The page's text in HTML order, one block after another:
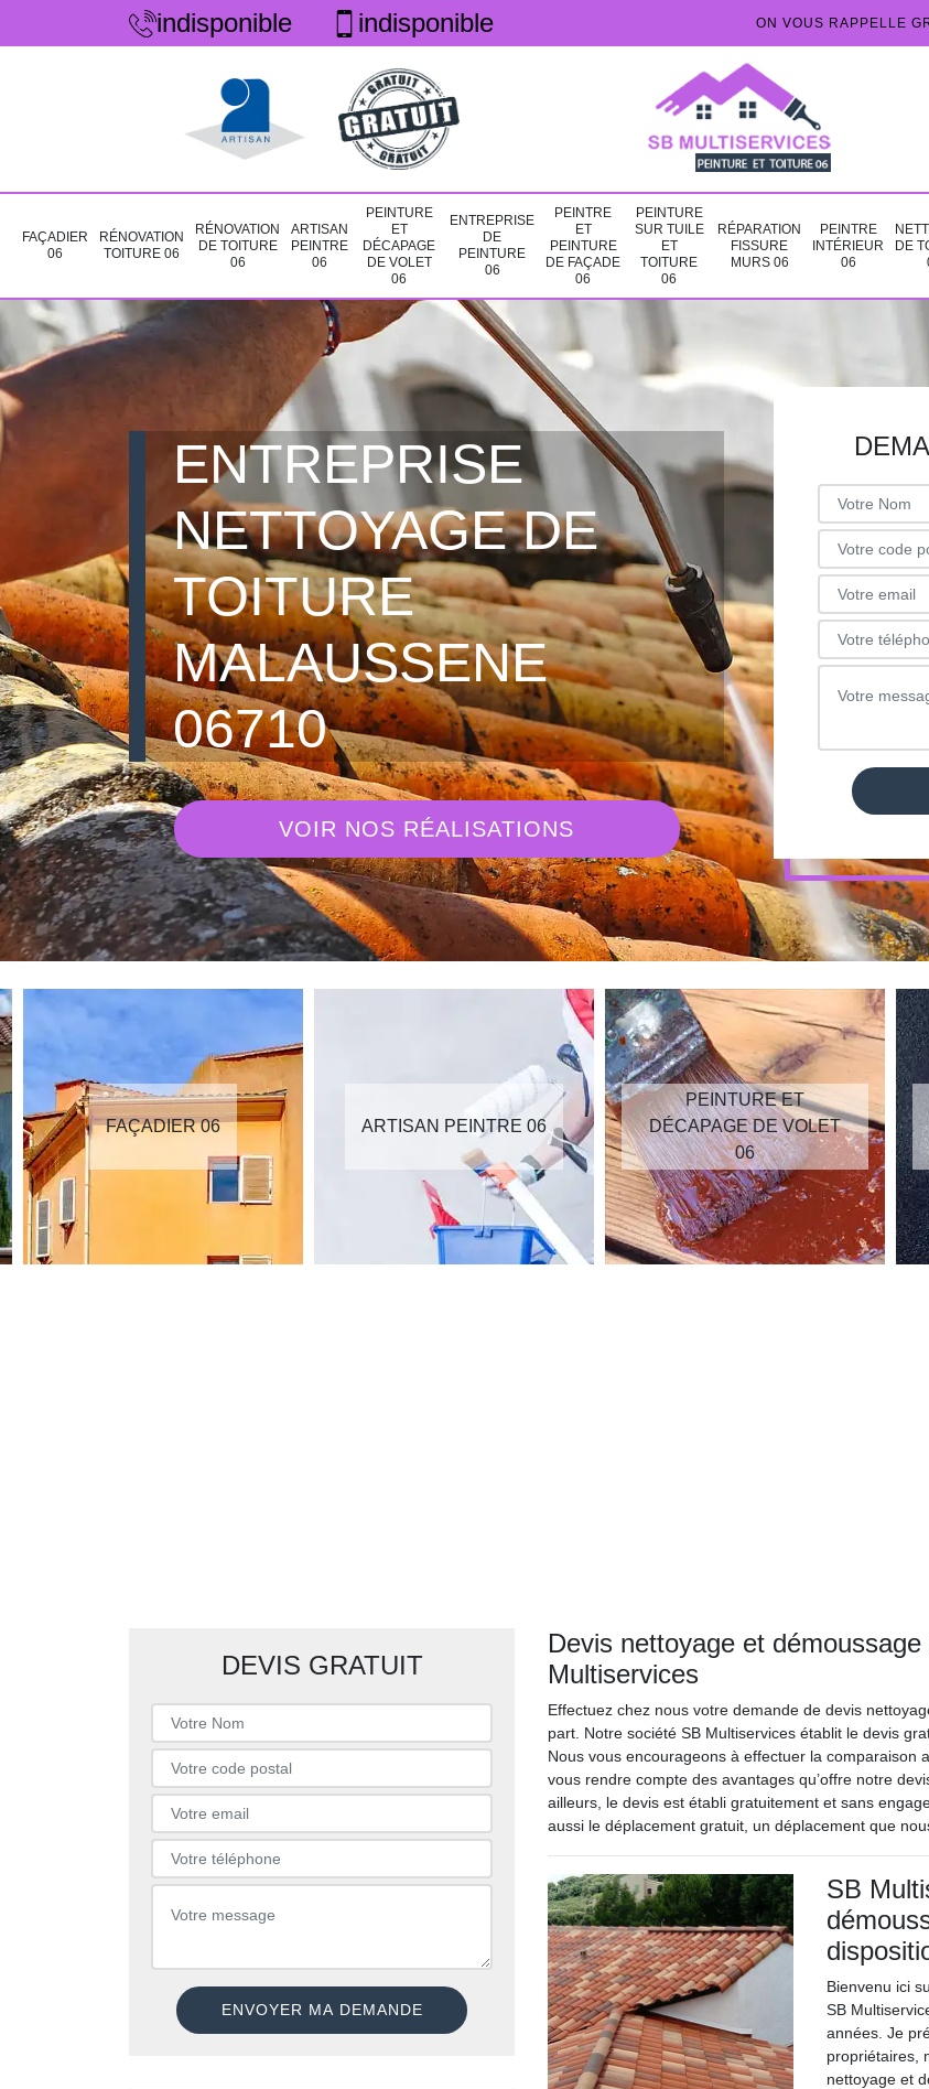
indisponible indisponible ON VOUS RAPPELLE
FAÇADIER
06
RÉNOVATION
TOITURE 06
RÉNOVATION
DE TOITURE
06
ARTISAN
PEINTRE
06
PEINTURE
ET
DÉCAPAGE
DE VOLET
06
ENTREPRISE
DE
PEINTURE
06
PEINTRE
ET
PEINTURE
DE FAÇADE
06
PEINTURE
SUR TUILE
ET
TOITURE
06
RÉPARATION
FISSURE
MURS 06
PEINTRE
INTÉRIEUR
06
DE
ENTREPRISE
NETTOYAGE DE
TOITURE
MALAUSSENE
06710
VOIR NOS RÉALISATIONS
FAÇADIER 06 ARTISAN PEINTRE 06
PEINTURE ET
DÉCAPAGE DE VOLET
06
DEVIS GRATUIT
Devis nettoyage et
Multiservices
Effectuez chez nous votre demande de devis
part. Notre société SB Multiservices établit le devis
Nous vous encourageons à effectuer la comparaison
vous rendre compte des avantages qu’offre notre
ailleurs, le devis est établi gratuitement et sans
aussi le déplacement gratuit, un déplacement que
SB
Bienvenu ici
SB
années. Je
propriétaires,
nettoyage et